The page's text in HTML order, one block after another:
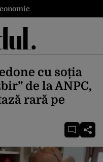
cu soția
de la ANPC,
rară pe